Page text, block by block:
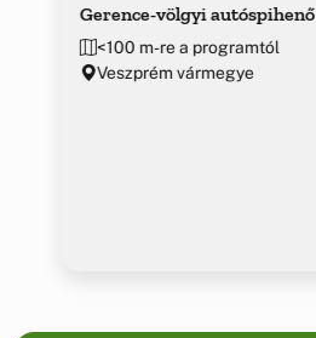
Gerence-völgyi autóspihenő
<100 m-re a programtól
Veszprém vármegye